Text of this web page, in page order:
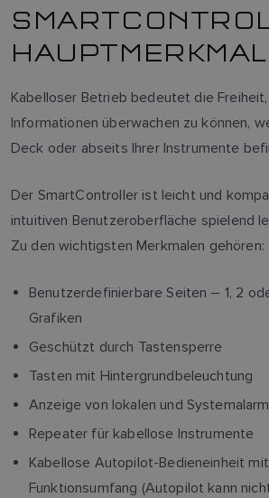
Kabelloser Betrieb bedeutet die
Informationen überwachen zu können,
Deck oder abseits Ihrer Instrumente
Der SmartController ist leicht und
intuitiven Benutzeroberfläche spielend
Zu den wichtigsten Merkmalen gehören:
Benutzerdefinierbare Seiten – 1, 2
Grafiken
Geschützt durch Tastensperre
Tasten mit Hintergrundbeleuchtung
Anzeige von lokalen und
Repeater für kabellose Instrumente
Kabellose Autopilot-Bedieneinheit
Funktionsumfang (Autopilot kann